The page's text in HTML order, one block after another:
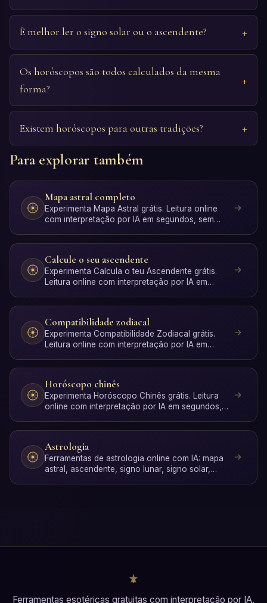
É melhor ler o signo solar ou o ascendente?
Os horóscopos são todos calculados da mesma
forma?
Existem horóscopos para outras tradições?
Para explorar também
Mapa astral completo
Experimenta Mapa Astral grátis. Leitura online
com interpretação por IA em segundos, sem
Calcule o seu ascendente
Experimenta Calcula o teu Ascendente grátis.
Leitura online com interpretação por IA em
Compatibilidade zodiacal
Experimenta Compatibilidade Zodiacal grátis.
Leitura online com interpretação por IA em
Horóscopo chinês
Experimenta Horóscopo Chinês grátis. Leitura
online com interpretação por IA em segundos,
Astrologia
Ferramentas de astrologia online com IA: mapa
astral, ascendente, signo lunar, signo solar,
Ferramentas esotéricas gratuitas com interpretação por IA.